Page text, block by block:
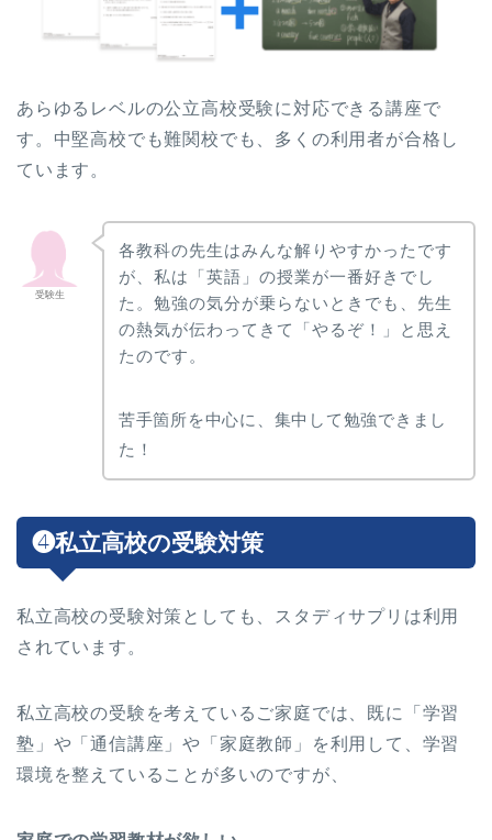
あらゆるレベルの公立高校受験に対応できる講座で
す。中堅高校でも難関校でも、多くの利用者が合格し
ています。
受験生
各教科の先生はみんな解りやすかったです
が、私は「英語」の授業が一番好きでし
た。勉強の気分が乗らないときでも、先生
の熱気が伝わってきて「やるぞ！」と思え
たのです。
苦手箇所を中心に、集中して勉強できまし
た！
❹私立高校の受験対策
私立高校の受験対策としても、スタディサプリは利用
されています。
私立高校の受験を考えているご家庭では、既に「学習
塾」や「通信講座」や「家庭教師」を利用して、学習
環境を整えていることが多いのですが、